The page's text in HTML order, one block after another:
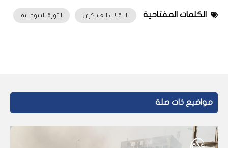
الكلمات المفتاحية الانقلاب العسكري الثورة السودانية
مواضيع ذات صلة